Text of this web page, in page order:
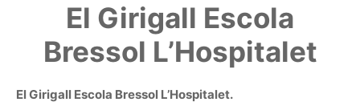
El Girigall Escola
Bressol L’Hospitalet
El Girigall Escola Bressol L’Hospitalet.